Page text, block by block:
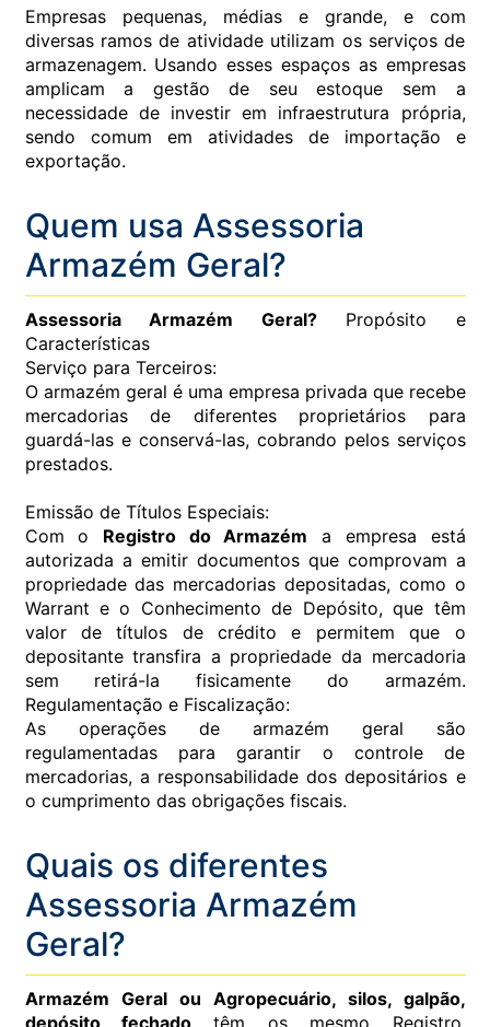
Empresas pequenas, médias e grande, e com
diversas ramos de atividade utilizam os serviços de
armazenagem. Usando esses espaços as empresas
amplicam a gestão de seu estoque sem a
necessidade de investir em infraestrutura própria,
sendo comum em atividades de importação e
exportação.
Quem usa Assessoria
Armazém Geral?
Assessoria Armazém Geral?Propósito e
Características
Serviço para Terceiros:
O armazém geral é uma empresa privada que recebe
mercadorias de diferentes proprietários para
guardá-las e conservá-las, cobrando pelos serviços
prestados.
Emissão de Títulos Especiais:
Com o Registro do Armazém a empresa está
autorizada a emitir documentos que comprovam a
propriedade das mercadorias depositadas, como o
Warrant e o Conhecimento de Depósito, que têm
valor de títulos de crédito e permitem que o
depositante transfira a propriedade da mercadoria
sem retirá-la fisicamente do armazém.
Regulamentação e Fiscalização:
As operações de armazém geral são
regulamentadas para garantir o controle de
mercadorias, a responsabilidade dos depositários e
o cumprimento das obrigações fiscais.
Quais os diferentes
Assessoria Armazém
Geral?
Armazém Geral ou Agropecuário, silos, galpão,
depósito fechadotêm os mesmo Registro,